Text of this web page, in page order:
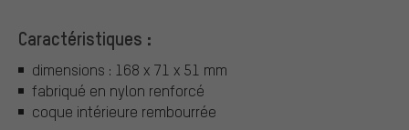
Caractéristiques :
dimensions : 168 x 71 x 51 mm
fabriqué en nylon renforcé
coque intérieure rembourrée